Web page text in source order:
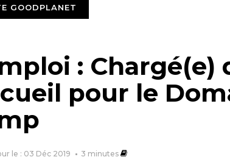
GOODPLANET
: Chargé(e)
pour le
le : 03 Déc 2019 3 minutes